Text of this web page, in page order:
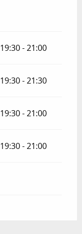
19:30 - 21:00
19:30 - 21:30
19:30 - 21:00
19:30 - 21:00